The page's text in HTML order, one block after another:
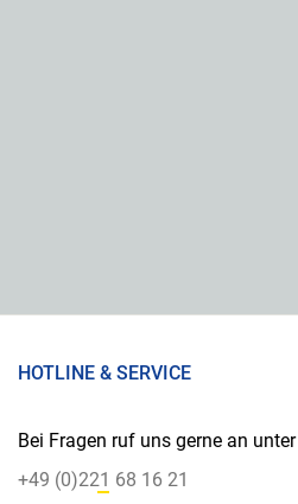
HOTLINE & SERVICE
Bei Fragen ruf uns gerne an unter
+49 (0)221 68 16 21